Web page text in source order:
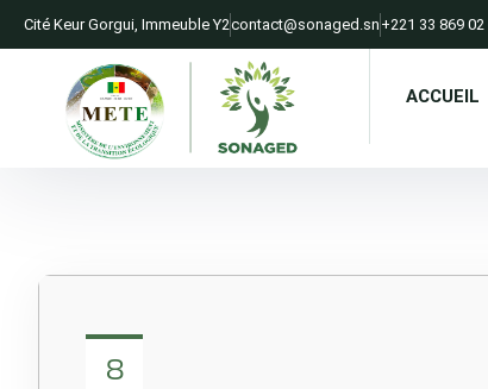
Cité Keur Gorgui, Immeuble Y2​contact@sonaged.sn​ +221 33 869 02
ACCUEIL
8